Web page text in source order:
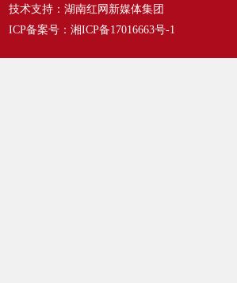
技术支持：湖南红网新媒体集团
ICP备案号： 湘ICP备17016663号-1